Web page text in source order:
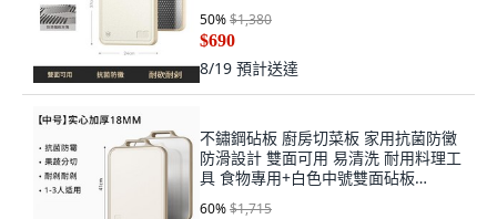
50%$1,380
$690
8/19 預計送達
不鏽鋼砧板 廚房切菜板 家用抗菌防黴
防滑設計 雙面可用 易清洗 耐用料理工
具 食物專用+白色中號雙面砧板
【304+pp】+方形, 1個, 方形
60%$1,715